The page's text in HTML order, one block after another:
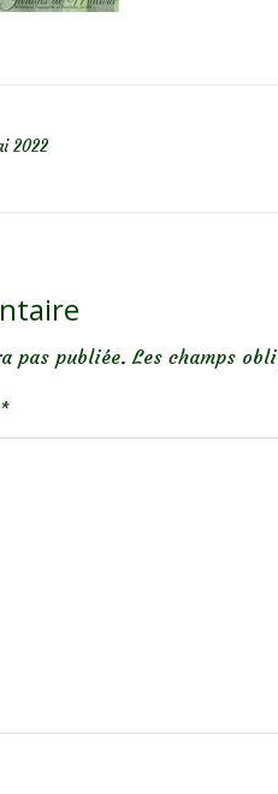
2022
pas publiée. Les champs
*